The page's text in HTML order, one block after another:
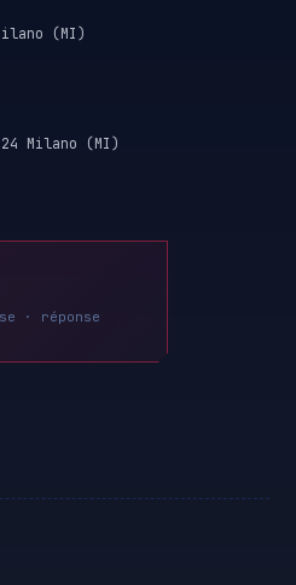
(MI)
Milano (MI)
· réponse